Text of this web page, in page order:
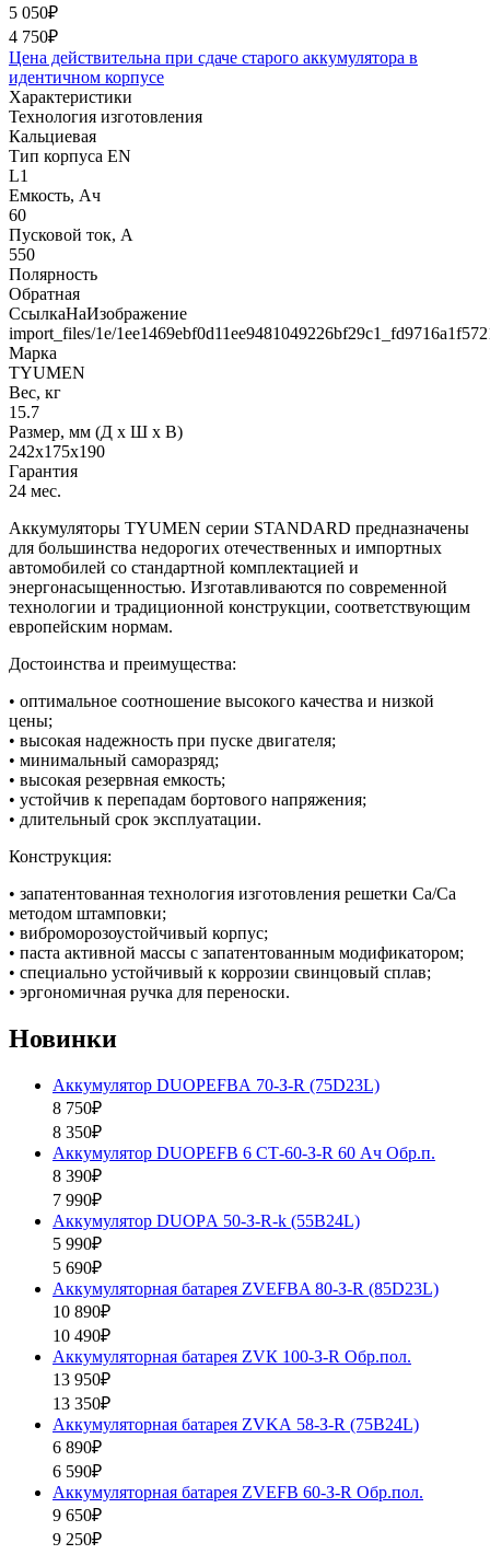
5 050₽
4 750₽
Цена действительна при сдаче старого аккумулятора в
идентичном корпусе
Характеристики
Технология изготовления
Кальциевая
Тип корпуса EN
L1
Емкость, Ач
60
Пусковой ток, А
550
Полярность
Обратная
СсылкаНаИзображение
import_files/1e/
Марка
TYUMEN
Вес, кг
15.7
Размер, мм (Д x Ш x В)
242x175x190
Гарантия
24 мес.
Аккумуляторы TYUMEN серии STANDARD предназначены
для большинства недорогих отечественных и импортных
автомобилей со стандартной комплектацией и
энергонасыщенностью. Изготавливаются по современной
технологии и традиционной конструкции, соответствующим
европейским нормам.
Достоинства и преимущества:
• оптимальное соотношение высокого качества и низкой
цены;
• высокая надежность при пуске двигателя;
• минимальный саморазряд;
• высокая резервная емкость;
• устойчив к перепадам бортового напряжения;
• длительный срок эксплуатации.
Конструкция:
• запатентованная технология изготовления решетки Ca/Ca
методом штамповки;
• виброморозоустойчивый корпус;
• паста активной массы с запатентованным модификатором;
• специально устойчивый к коррозии свинцовый сплав;
• эргономичная ручка для переноски.
Новинки
Аккумулятор DUOPEFBА 70-З-R (75D23L)
8 750₽
8 350₽
Аккумулятор DUOPEFB 6 СТ-60-З-R 60 Ач Обр.п.
8 390₽
7 990₽
Аккумулятор DUOPА 50-З-R-k (55B24L)
5 990₽
5 690₽
Аккумуляторная батарея ZVEFBA 80-З-R (85D23L)
10 890₽
10 490₽
Аккумуляторная батарея ZVК 100-З-R Обр.пол.
13 950₽
13 350₽
Аккумуляторная батарея ZVKА 58-З-R (75B24L)
6 890₽
6 590₽
Аккумуляторная батарея ZVEFB 60-З-R Обр.пол.
9 650₽
9 250₽